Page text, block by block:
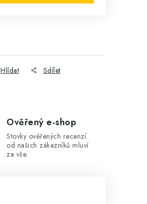
Hlídat Sdílet
Ověřený e-shop
Stovky ověřených recenzí
od našich zákazníků mluví
za vše.